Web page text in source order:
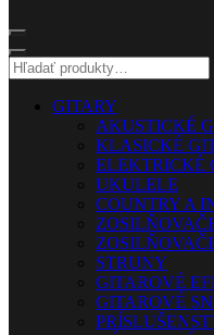
GITARY
AKUSTICKÉ
KLASICKÉ
ELEKTRICKÉ
UKULELE
COUNTRY A
STRUNY
GITAROVÉ
GITAROVÉ